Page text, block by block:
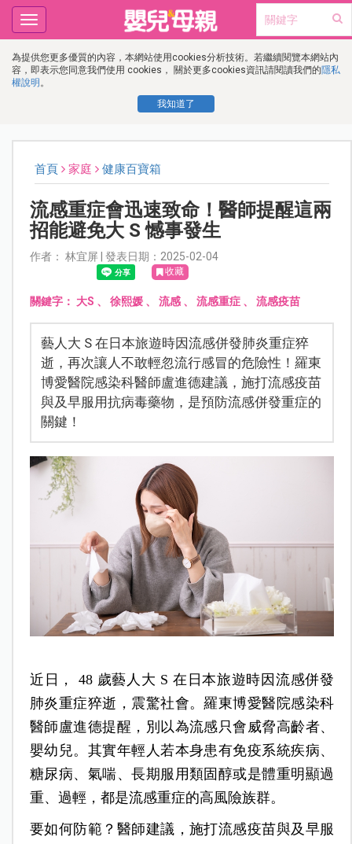
為提供您更多優質的內容，本網站使用cookies分析技術。若繼續閱覽本網站內
容，即表示您同意我們使用 cookies， 關於更多cookies資訊請閱讀我們的隱私
權說明 。
我知道了
Toggle
navigation
首頁 家庭 健康百寶箱
流感重症會迅速致命！醫師提醒這兩
招能避免大 S 憾事發生
作者： 林宜屏 | 發表日期：2025-02-04
收藏
關鍵字： 大S 、 徐熙媛、 流感、 流感重症、 流感疫苗
藝人大 S 在日本旅遊時因流感併發肺炎重症猝
逝，再次讓人不敢輕忽流行感冒的危險性！羅東
博愛醫院感染科醫師盧進德建議，施打流感疫苗
與及早服用抗病毒藥物，是預防流感併發重症的
關鍵！
近日， 48 歲藝人大 S 在日本旅遊時因流感併發
肺炎重症猝逝，震驚社會。羅東博愛醫院感染科
醫師盧進德提醒，別以為流感只會威脅高齡者、
嬰幼兒。其實年輕人若本身患有免疫系統疾病、
糖尿病、氣喘、長期服用類固醇或是體重明顯過
重、過輕，都是流感重症的高風險族群。
要如何防範？醫師建議，施打流感疫苗與及早服